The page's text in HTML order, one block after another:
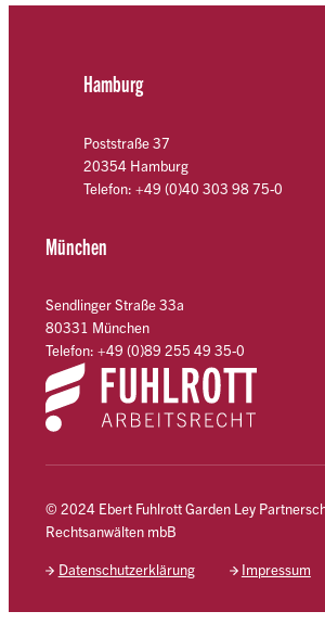
Hamburg
Poststraße 37
20354 Hamburg
Telefon: +49 (0)40 303 98 75-0
München
Sendlinger Straße 33a
80331 München
Telefon: +49 (0)89 255 49 35-0
© 2024 Ebert Fuhlrott Garden Ley
Rechtsanwälten mbB
Datenschutzerklärung Impressum